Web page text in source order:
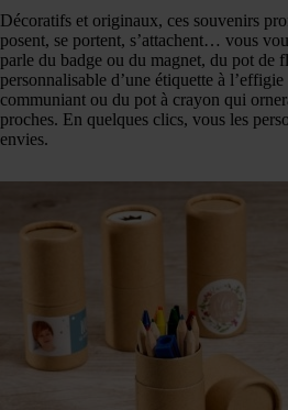
Décoratifs et originaux, ces souvenirs
posent, se portent, s’attachent… vous
parle du badge ou du magnet, du pot de
personnalisable d’une étiquette à
communiant ou du pot à crayon qui
proches. En quelques clics, vous les
envies.